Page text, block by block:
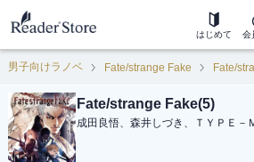
はじめて 会
男子向けラノベ Fate/strange Fake Fate/
Fate/strange Fake(5)
成田良悟、森井しづき、ＴＹＰＥ－